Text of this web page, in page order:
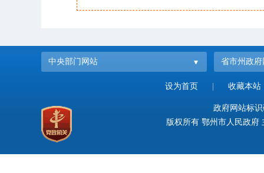
中央部门网站 省市州政府
设为首页 收藏本站
政府网站标
版权所有 鄂州市人民政府